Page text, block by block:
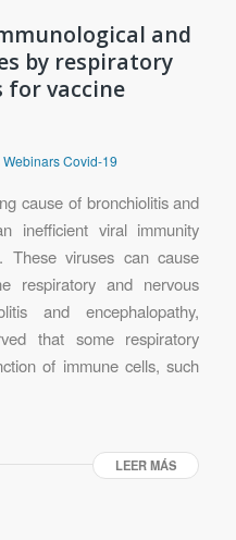
and
by respiratory
for vaccine
Webinars Covid-19
cause of bronchiolitis and
inefficient viral immunity
These viruses can cause
respiratory and nervous
and encephalopathy,
that some respiratory
of immune cells, such
LEER MÁS